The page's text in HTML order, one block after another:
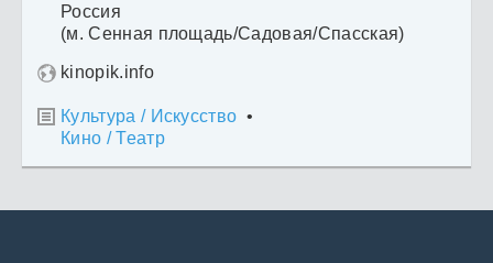
Россия
(м. Сенная площадь/Садовая/Спасская)
kinopik.info
 Культура / Искусство •
Кино / Театр